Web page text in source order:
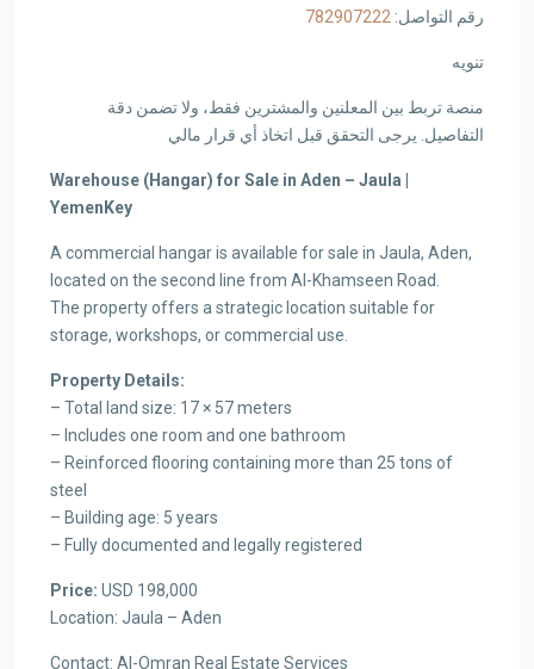
رقم التواصل: 782907222
تنويه
التفاصيل. يرجى التحقق قبل اتخاذ أي قرار مالي
Warehouse (Hangar) for Sale in Aden – Jaula |
YemenKey
A commercial hangar is available for sale in Jaula, Aden,
located on the second line from Al-Khamseen Road.
The property offers a strategic location suitable for
storage, workshops, or commercial use.
Property Details:
– Total land size: 17 × 57 meters
– Includes one room and one bathroom
– Reinforced flooring containing more than 25 tons of
steel
– Building age: 5 years
– Fully documented and legally registered
Price: USD 198,000
Location: Jaula – Aden
Contact: Al-Omran Real Estate Services